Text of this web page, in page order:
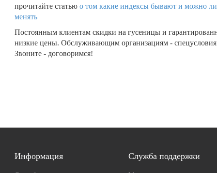
прочитайте статью о том какие индексы бывают и можно
менять
Постоянным клиентам скидки на гусеницы и
низкие цены. Обслуживающим организациям -
Звоните - договоримся!
Информация Служба поддержки